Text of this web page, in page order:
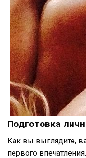
Подготовка
Как вы выглядите,
первого